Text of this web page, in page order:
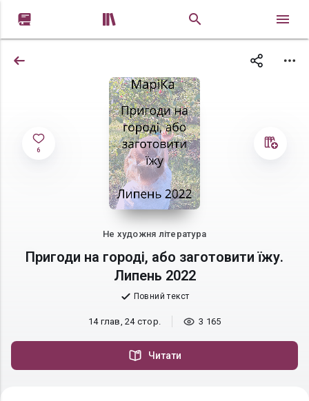
 
6
Не художня література
Пригоди на городі, або заготовити їжу.
Липень 2022
Повний текст
14 глав, 24 стор. 3 165
Читати